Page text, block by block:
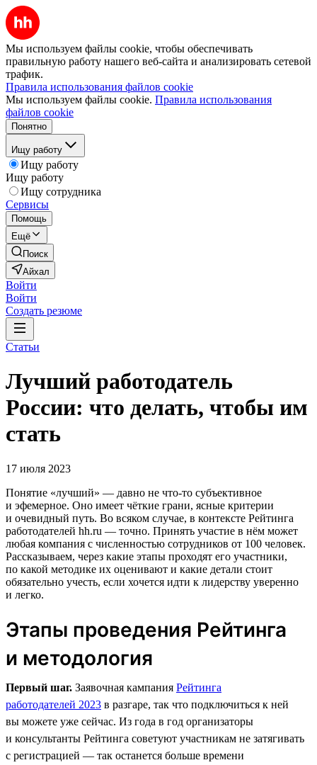
Мы используем файлы cookie, чтобы обеспечивать
правильную работу нашего веб-сайта и анализировать сетевой
трафик.
Правила использования файлов cookie
Мы используем файлы cookie. Правила использования
файлов cookie
Понятно
Ищу работу
Ищу работу
Ищу работу
Ищу сотрудника
Сервисы
Помощь
Ещё
Поиск
Айхал
Войти
Войти
Создать резюме
Статьи
Лучший работодатель
России: что делать, чтобы им
стать
17 июля 2023
Понятие «лучший» — давно не что-то субъективное
и эфемерное. Оно имеет чёткие грани, ясные критерии
и очевидный путь. Во всяком случае, в контексте Рейтинга
работодателей hh.ru — точно. Принять участие в нём может
любая компания с численностью сотрудников от 100 человек.
Рассказываем, через какие этапы проходят его участники,
по какой методике их оценивают и какие детали стоит
обязательно учесть, если хочется идти к лидерству уверенно
и легко.
Этапы проведения Рейтинга
и методология
Первый шаг. Заявочная кампания Рейтинга
работодателей 2023 в разгаре, так что подключиться к ней
вы можете уже сейчас. Из года в год организаторы
и консультанты Рейтинга советуют участникам не затягивать
с регистрацией — так останется больше времени